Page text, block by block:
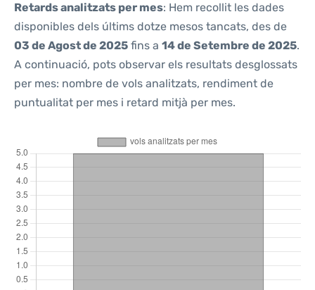
Retards analitzats per mes: Hem recollit les dades
disponibles dels últims dotze mesos tancats, des de
03 de Agost de 2025 fins a 14 de Setembre de 2025.
A continuació, pots observar els resultats desglossats
per mes: nombre de vols analitzats, rendiment de
puntualitat per mes i retard mitjà per mes.